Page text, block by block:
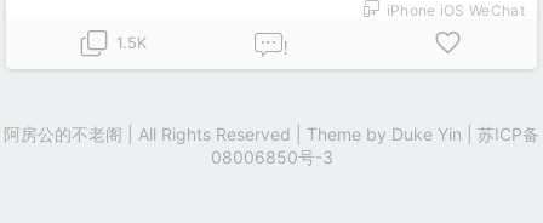
iPhone iOS WeChat
1.5K
!
阿房公的不老阁 | All Rights Reserved | Theme by Duke Yin
苏ICP备
08006850号-3